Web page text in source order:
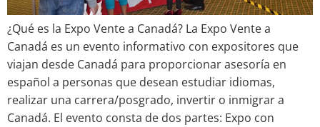
¿Qué es la Expo Vente a Canadá? La Expo Vente a
Canadá es un evento informativo con expositores que
viajan desde Canadá para proporcionar asesoría en
español a personas que desean estudiar idiomas,
realizar una carrera/posgrado, invertir o inmigrar a
Canadá. El evento consta de dos partes: Expo con